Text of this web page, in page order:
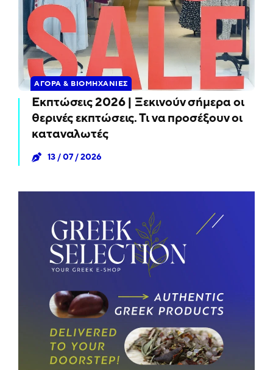
ΑΓΟΡΆ & ΒΙΟΜΗΧΑΝΊΕΣ
Εκπτώσεις 2026 | Ξεκινούν σήμερα οι
θερινές εκπτώσεις. Τι να προσέξουν οι
καταναλωτές
13 / 07 / 2026